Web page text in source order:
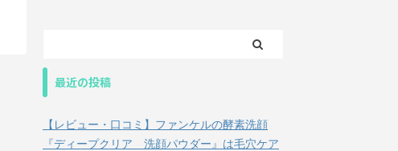
最近の投稿
【レビュー・口コミ】ファンケルの酵素洗顔
『ディープクリア 洗顔パウダー』は毛穴ケア